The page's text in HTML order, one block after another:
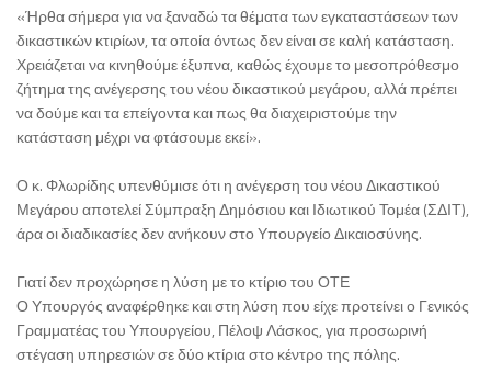
«Ήρθα σήμερα για να ξαναδώ τα θέματα των εγκαταστάσεων των
δικαστικών κτιρίων, τα οποία όντως δεν είναι σε καλή κατάσταση.
Χρειάζεται να κινηθούμε έξυπνα, καθώς έχουμε το μεσοπρόθεσμο
ζήτημα της ανέγερσης του νέου δικαστικού μεγάρου, αλλά πρέπει
να δούμε και τα επείγοντα και πως θα διαχειριστούμε την
κατάσταση μέχρι να φτάσουμε εκεί».
Ο κ. Φλωρίδης υπενθύμισε ότι η ανέγερση του νέου Δικαστικού
Μεγάρου αποτελεί Σύμπραξη Δημόσιου και Ιδιωτικού Τομέα (ΣΔΙΤ),
άρα οι διαδικασίες δεν ανήκουν στο Υπουργείο Δικαιοσύνης.
Γιατί δεν προχώρησε η λύση με το κτίριο του ΟΤΕ
Ο Υπουργός αναφέρθηκε και στη λύση που είχε προτείνει ο Γενικός
Γραμματέας του Υπουργείου, Πέλοψ Λάσκος, για προσωρινή
στέγαση υπηρεσιών σε δύο κτίρια στο κέντρο της πόλης.